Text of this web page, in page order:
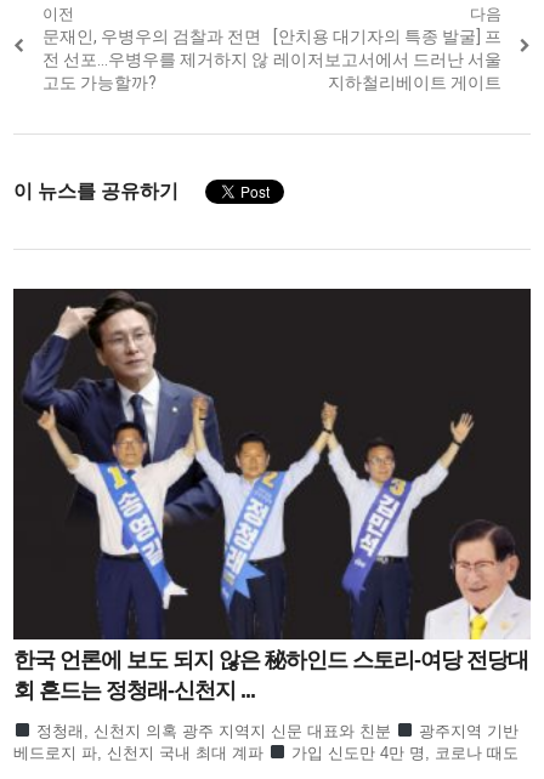
Post
navigation
이전
Previous
post:
문재인, 우병우의 검찰과 전면
전 선포…우병우를 제거하지 않
고도 가능할까?
다음
Next
post:
[안치용 대기자의 특종 발굴] 프
레이저보고서에서 드러난 서울
지하철리베이트 게이트
이 뉴스를 공유하기
한국 언론에 보도 되지 않은 秘하인드 스토리-여당 전당대
회 흔드는 정청래-신천지 ...
정청래, 신천지 의혹 광주 지역지 신문 대표와 친분
광주지역 기반
베드로지 파, 신천지 국내 최대 계파
가입 신도만 4만 명, 코로나 때도